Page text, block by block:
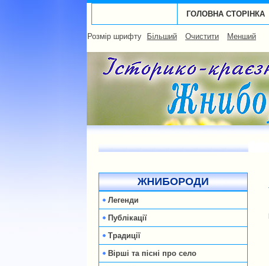
ГОЛОВНА СТОРІНКА
Розмір шрифту Більший Очистити Менший
ЖНИБОРОДИ
Легенди
Публікації
Традиції
Вірші та пісні про село